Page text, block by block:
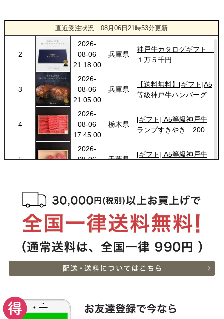
直近受注状況08月06日21時53分更新
1
08-06
21:40:00
熊本県
８千円
2
2026-
08-06
21:18:00
兵庫県
神戸牛カタログギフト
１万５千円
3
2026-
08-06
21:05:00
兵庫県
【送料無料】[ギフト]A5
等級神戸牛ハンバーグス
テーキ 150ｇ×5個
4
2026-
08-06
17:45:00
栃木県
[ギフト] A5等級神戸牛
ランプすきやき 200ｇ~
１ｋｇ
5
2026-
08-06
千葉県
[ギフト] A5等級神戸牛
08-06
15:51:00
千葉県
イチボステーキ 150ｇ(1
2026-
08-06
13:58:00
大阪府
[ギフト]A5等級 神戸牛
プレミアムセット（プレ
ミアムロース[200g]・プ
ライス肉
2026-
08-06
13:58:00
大阪府
出産内祝に命名札 大
切なお名前のお披露目に
9
13:58:00